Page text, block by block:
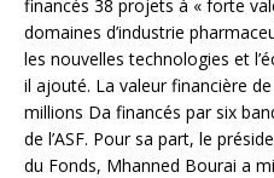
financés 38 projets à « forte
domaines d’industrie
les nouvelles technologies et
il ajouté. La valeur financière
millions Da financés par six
de l’ASF. Pour sa part, le
du Fonds, Mhanned Bourai a